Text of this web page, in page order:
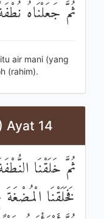
ثُمَّ جَعَلْنَاهُ
air mani (yang
(rahim).
Ayat 14
ثُمَّ خَلَقْنَا
فَخَلَقْنَا